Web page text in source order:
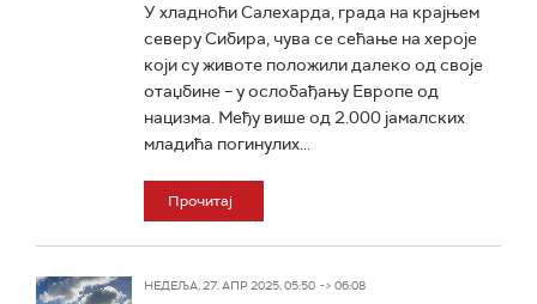
У хладноћи Салехарда, града на крајњем
северу Сибира, чува се сећање на хероје
који су животе положили далеко од своје
отаџбине – у ослобађању Европе од
нацизма. Међу више од 2.000 јамалских
младића погинулих...
Прочитај
НЕДЕЉА, 27. АПР 2025, 05:50 -> 06:08